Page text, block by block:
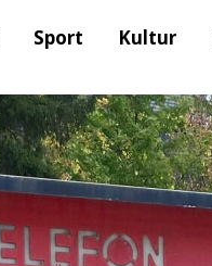
Sport Kultur